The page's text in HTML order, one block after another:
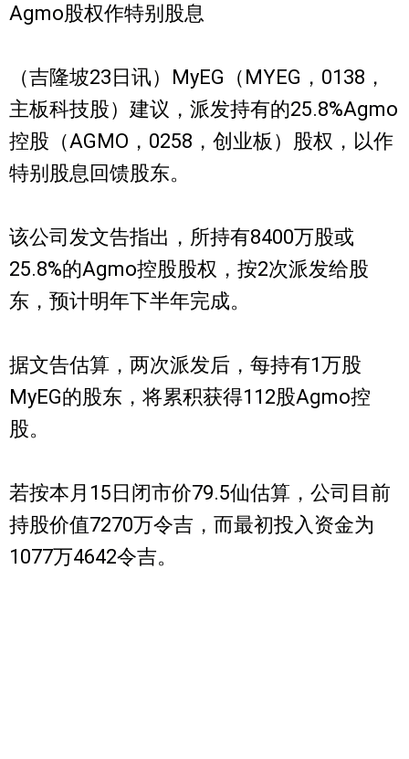
Agmo股权作特别股息
（吉隆坡23日讯）MyEG（MYEG，0138，
主板科技股）建议，派发持有的25.8%Agmo
控股（AGMO，0258，创业板）股权，以作
特别股息回馈股东。
该公司发文告指出，所持有8400万股或
25.8%的Agmo控股股权，按2次派发给股
东，预计明年下半年完成。
据文告估算，两次派发后，每持有1万股
MyEG的股东，将累积获得112股Agmo控
股。
若按本月15日闭市价79.5仙估算，公司目前
持股价值7270万令吉，而最初投入资金为
1077万4642令吉。